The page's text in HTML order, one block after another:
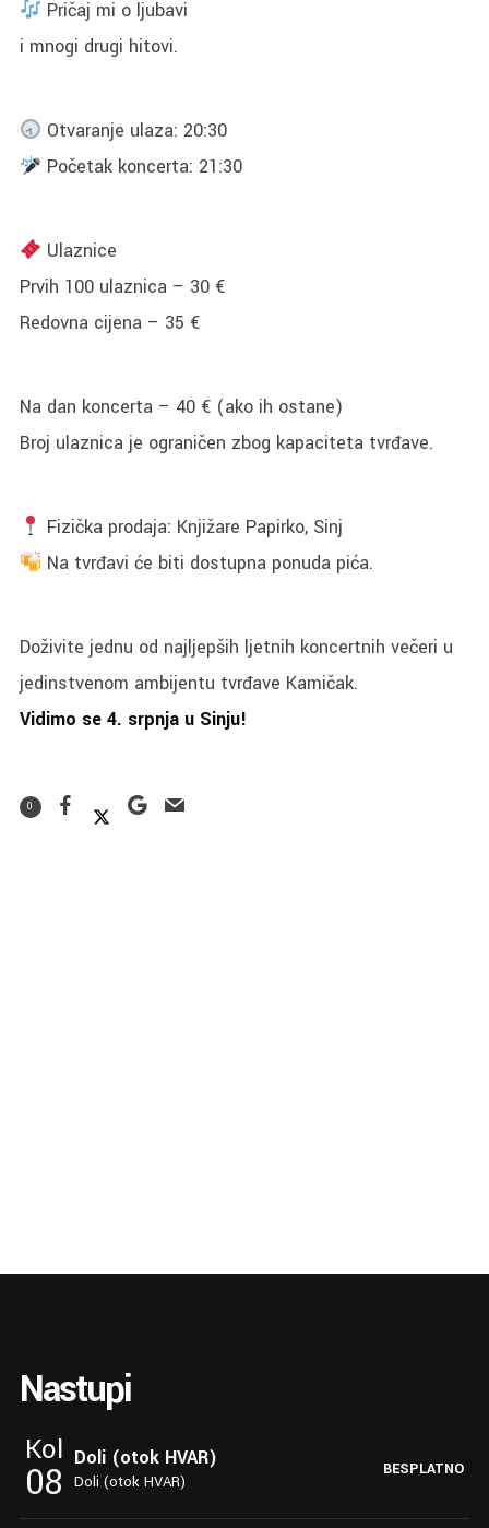
Pričaj mi o ljubavi
i mnogi drugi hitovi.
Otvaranje ulaza: 20:30
Početak koncerta: 21:30
Ulaznice
Prvih 100 ulaznica – 30 €
Redovna cijena – 35 €
Na dan koncerta – 40 € (ako ih ostane)
Broj ulaznica je ograničen zbog kapaciteta tvrđave.
Fizička prodaja: Knjižare Papirko, Sinj
Na tvrđavi će biti dostupna ponuda pića.
Doživite jednu od najljepših ljetnih koncertnih večeri u
jedinstvenom ambijentu tvrđave Kamičak.
Vidimo se 4. srpnja u Sinju!
0
Nastupi
Kol
08
Doli (otok HVAR)
Doli (otok HVAR)
BESPLATNO